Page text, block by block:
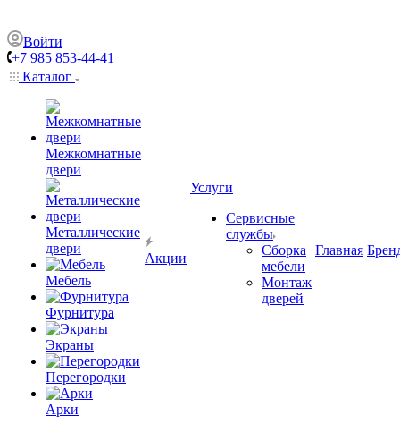
Войти
+7 985 853-44-41
Каталог
Межкомнатные
двери
Металлические
двери
Мебель
Фурнитура
Экраны
Перегородки
Арки
Акции
Услуги
Сервисные
службы
Сборка
мебели
Монтаж
дверей
Главная